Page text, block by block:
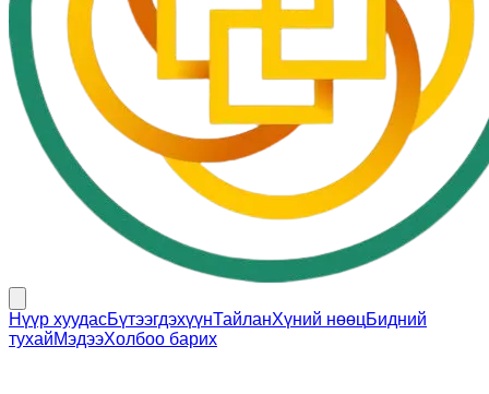
Нүүр хуудасБүтээгдэхүүнТайланХүний нөөцБидний
тухайМэдээХолбоо барих